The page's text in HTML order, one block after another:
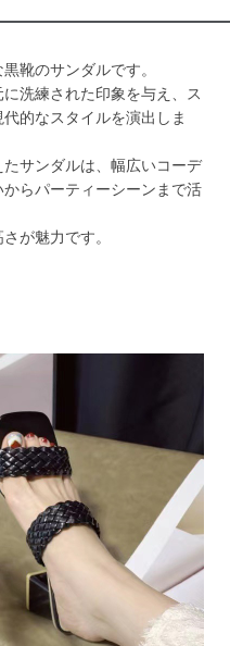
靴のサンダルです。
洗練された印象を与え、ス
的なスタイルを演出しま
サンダルは、幅広いコーデ
らパーティーシーンまで活
が魅力です。